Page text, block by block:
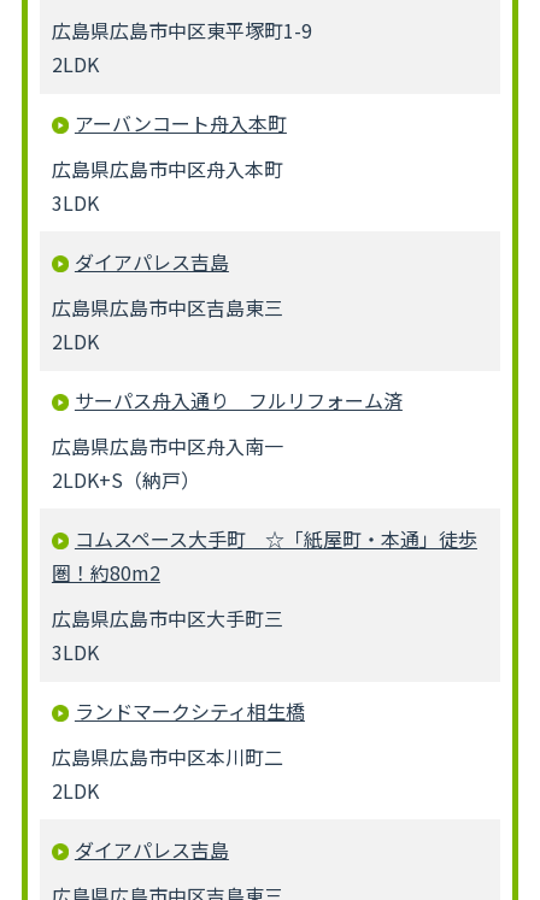
広島県広島市中区東平塚町1-9
2LDK
アーバンコート舟入本町
広島県広島市中区舟入本町
3LDK
ダイアパレス吉島
広島県広島市中区吉島東三
2LDK
サーパス舟入通り フルリフォーム済
広島県広島市中区舟入南一
2LDK+S（納戸）
コムスペース大手町 ☆「紙屋町・本通」徒歩
圏！約80m2
広島県広島市中区大手町三
3LDK
ランドマークシティ相生橋
広島県広島市中区本川町二
2LDK
ダイアパレス吉島